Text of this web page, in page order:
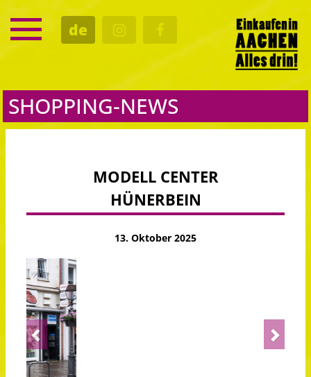
de
SERVICE
TERMINE
SHOPPING-NEWS
MODELL CENTER
HÜNERBEIN
13. Oktober 2025
Previous Next